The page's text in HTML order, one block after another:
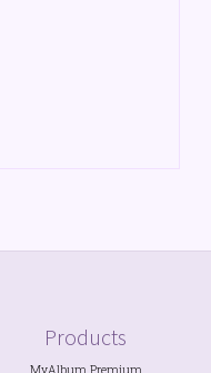
Products
MyAlbum Premium